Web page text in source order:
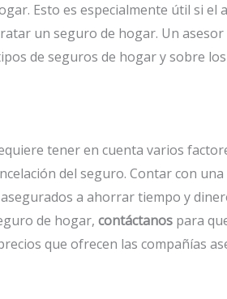
Esto es especialmente útil si el
un seguro de hogar. Un
de seguros de hogar y sobre
tener en cuenta varios
del seguro. Contar con
a ahorrar tiempo y
de hogar, contáctanos para
que ofrecen las compañías